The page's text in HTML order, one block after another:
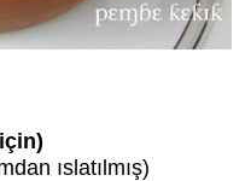
ıslatılmış)